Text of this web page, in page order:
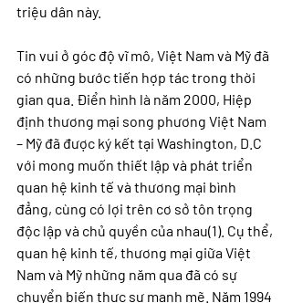
triệu dân này.
Tin vui ở góc độ vĩ mô, Việt Nam và Mỹ đã
có những bước tiến hợp tác trong thời
gian qua. Điển hình là năm 2000, Hiệp
định thương mại song phương Việt Nam
– Mỹ đã được ký kết tại Washington, D.C
với mong muốn thiết lập và phát triển
quan hệ kinh tế và thương mại bình
đẳng, cùng có lợi trên cơ sở tôn trọng
độc lập và chủ quyền của nhau(1). Cụ thể,
quan hệ kinh tế, thương mại giữa Việt
Nam và Mỹ những năm qua đã có sự
chuyển biến thực sự mạnh mẽ. Năm 1994